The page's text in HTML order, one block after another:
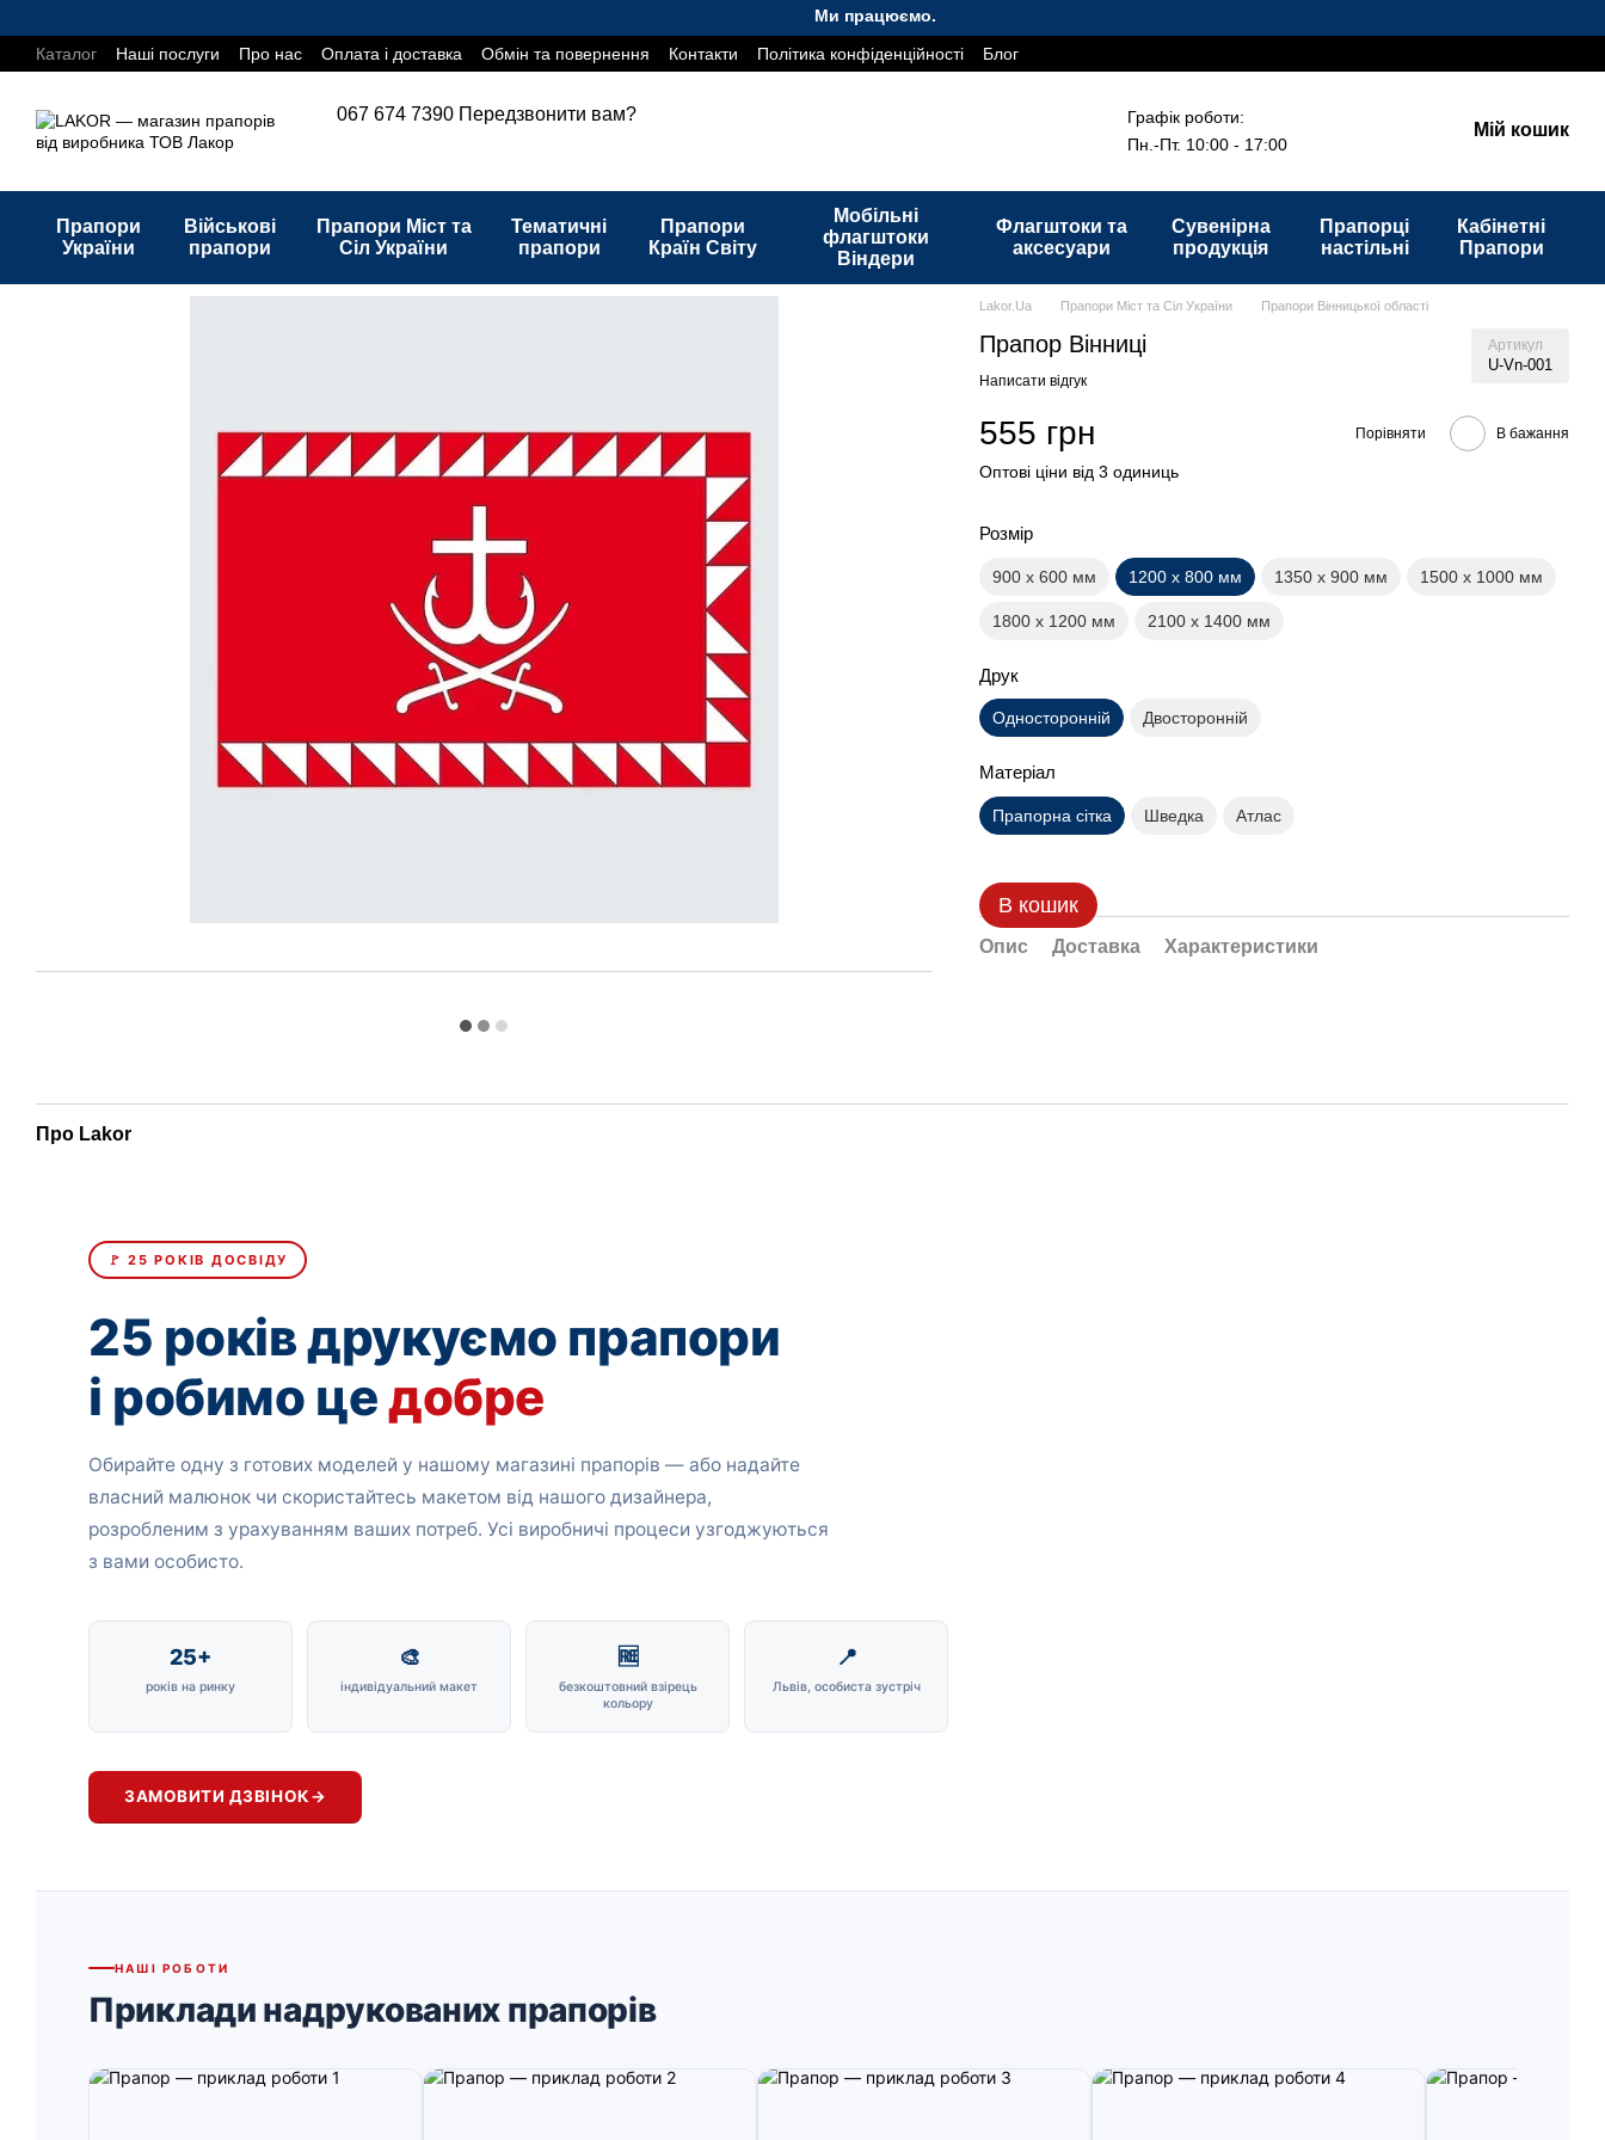
Ми працюємо. Все буде Україна!
Каталог
Наші послуги Про нас Оплата і доставка Обмін та повернення Контакти Політика конфіденційності Блог
067 674 7390 Передзвонити вам?
Графік роботи:
Пн.-Пт. 10:00 - 17:00
Мій кошик
Прапори
України
Військові
прапори
Прапори Міст та
Сіл України
Тематичні
прапори
Прапори
Країн Світу
Мобільні
флагштоки
Віндери
Флагштоки та
аксесуари
Сувенірна
продукція
Прапорці
настільні
Кабінетні
Прапори
Lakor.Ua Прапори Міст та Сіл України Прапори Вінницької області
Прапор Вінниці Артикул
U-Vn-001
Написати відгук
555 грн Порівняти В бажання
Оптові ціни від 3 одиниць
Розмір
900 х 600 мм 1200 х 800 мм 1350 х 900 мм 1500 х 1000 мм
1800 х 1200 мм 2100 х 1400 мм
Друк
Односторонній Двосторонній
Матеріал
Прапорна сітка Шведка Атлас
В кошик
Опис Доставка Характеристики
Про Lakor
🚩 25 РОКІВ ДОСВІДУ
25 років друкуємо прапори
і робимо цедобре
Обирайте одну з готових моделей у нашому магазині прапорів — або надайте
власний малюнок чи скористайтесь макетом від нашого дизайнера,
розробленим з урахуванням ваших потреб. Усі виробничі процеси узгоджуються
з вами особисто.
25+
років на ринку
🎨
індивідуальний макет
🆓
безкоштовний взірець
кольору
📍
Львів, особиста зустріч
ЗАМОВИТИ ДЗВІНОК→
НАШІ РОБОТИ
Приклади надрукованих прапорів